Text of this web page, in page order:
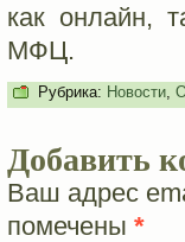
как онлайн,
МФЦ.
Рубрика: Новости,
Добавить
Ваш адрес
помечены *